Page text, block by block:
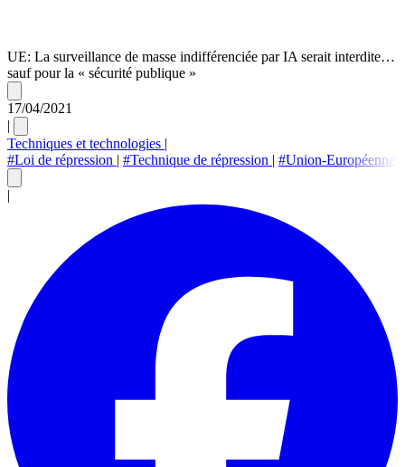
UE: La surveillance de masse indifférenciée par IA serait interdite…
sauf pour la « sécurité publique »
17/04/2021
|
Techniques et technologies |
#Loi de répression | #Technique de répression | #Union-Européenne
|